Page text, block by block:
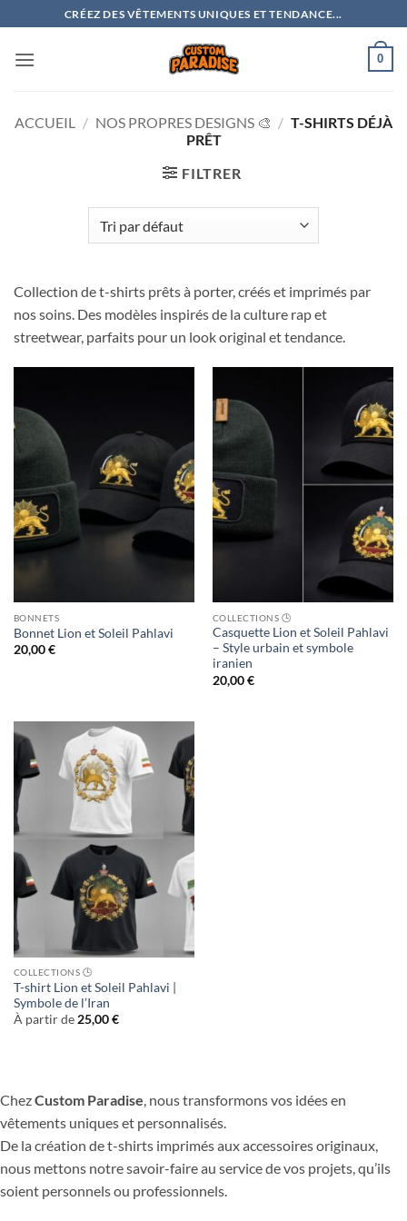
au
contenu
CRÉEZ DES VÊTEMENTS UNIQUES ET TENDANCE...
0
ACCUEIL / NOS PROPRES DESIGNS 🎨 / T-SHIRTS DÉJÀ
PRÊT
FILTRER
Collection de t-shirts prêts à porter, créés et imprimés par
nos soins. Des modèles inspirés de la culture rap et
streetwear, parfaits pour un look original et tendance.
BONNETS
Bonnet Lion et Soleil Pahlavi
20,00€
COLLECTIONS 🕒
Casquette Lion et Soleil Pahlavi
– Style urbain et symbole
iranien
20,00€
COLLECTIONS 🕒
T-shirt Lion et Soleil Pahlavi |
Symbole de l’Iran
À partir de 25,00€
ChezCustom Paradise, nous transformons vos idées en
vêtements uniques et personnalisés.
De la création de t-shirts imprimés aux accessoires originaux,
nous mettons notre savoir-faire au service de vos projets, qu’ils
soient personnels ou professionnels.